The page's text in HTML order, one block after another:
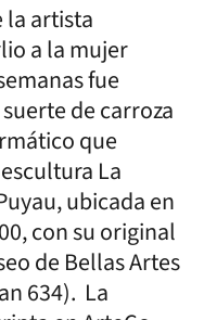
la artista
a la mujer
fue
de carroza
que
La
ubicada en
con su original
de Bellas Artes
634). La